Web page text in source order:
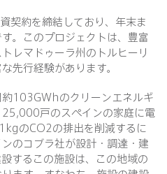
契約を締結しており、年末ま
。このプロジェクトは、豊富
レマドゥーラ州のトルヒーリ
先行経験があります。
103GWhのクリーンエネルギ
戸のスペインの家庭に電
のCO2の排出を削減するに
のコブラ社が設計・調達・建
するこの施設は、この地域の